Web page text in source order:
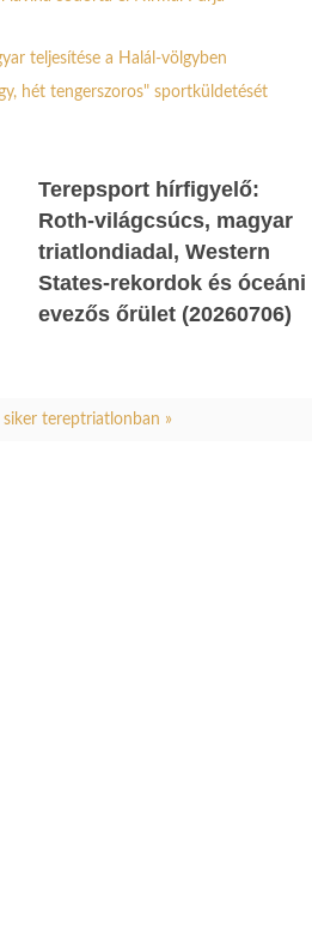
teljesítése a Halál-völgyben
hét tengerszoros" sportküldetését
Terepsport hírfigyelő:
Roth-világcsúcs, magyar
triatlondiadal, Western
States-rekordok és óceáni
evezős őrület (20260706)
tereptriatlonban »